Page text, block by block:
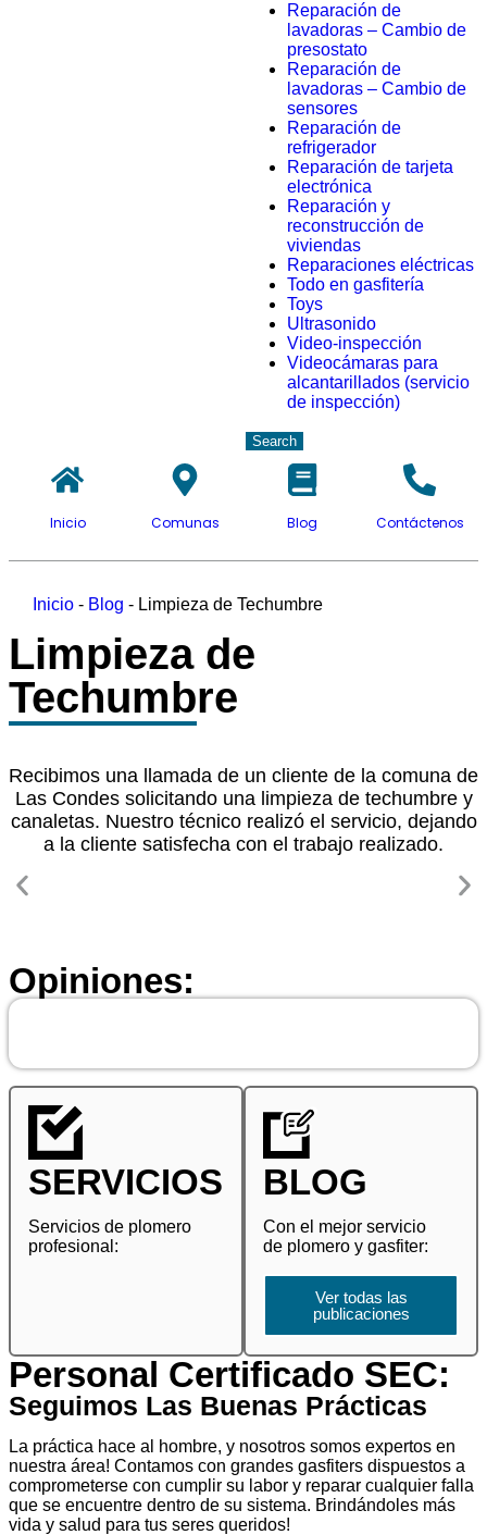
Reparación de
lavadoras – Cambio de
presostato
Reparación de
lavadoras – Cambio de
sensores
Reparación de
refrigerador
Reparación de tarjeta
electrónica
Reparación y
reconstrucción de
viviendas
Reparaciones eléctricas
Todo en gasfitería
Toys
Ultrasonido
Video-inspección
Videocámaras para
alcantarillados (servicio
de inspección)
Search
Inicio Comunas Blog Contáctenos
Inicio - Blog - Limpieza de Techumbre
Limpieza de
Techumbre
Recibimos una llamada de un cliente de la comuna de
Las Condes solicitando una limpieza de techumbre y
canaletas. Nuestro técnico realizó el servicio, dejando
a la cliente satisfecha con el trabajo realizado.
Opiniones:
SERVICIOS
Servicios de plomero
profesional:
BLOG
Con el mejor servicio
de plomero y gasfiter:
Ver todas las
publicaciones
Personal Certificado SEC:
Seguimos Las Buenas Prácticas
La práctica hace al hombre, y nosotros somos expertos en
nuestra área! Contamos con grandes gasfiters dispuestos a
comprometerse con cumplir su labor y reparar cualquier falla
que se encuentre dentro de su sistema. Brindándoles más
vida y salud para tus seres queridos!